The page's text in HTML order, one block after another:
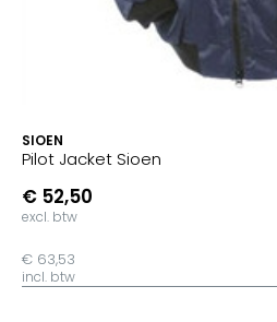
SIOEN
Pilot Jacket Sioen
€ 52,50
excl. btw
€ 63,53
incl. btw